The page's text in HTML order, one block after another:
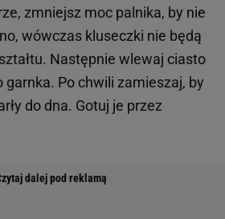
zmniejsz moc palnika, by nie
wówczas kluseczki nie będą
Następnie wlewaj ciasto
garnka. Po chwili zamieszaj, by
do dna. Gotuj je przez